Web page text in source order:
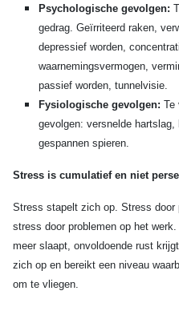
Psychologische gevolgen:
gedrag. Geïrriteerd raken,
depressief worden,
waarnemingsvermogen,
passief worden, tunnelvisie.
Fysiologische gevolgen: Te
gevolgen: versnelde hartslag,
gespannen spieren.
Stress is cumulatief en niet
Stress stapelt zich op. Stress
stress door problemen op het werk.
meer slaapt, onvoldoende rust
zich op en bereikt een niveau
om te vliegen.